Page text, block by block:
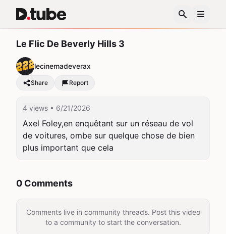
Le Flic De Beverly Hills 3
lecinemadeverax
Share Report
4 views • 6/21/2026
Axel Foley,en enquêtant sur un réseau de vol
de voitures, ombe sur quelque chose de bien
plus important que cela
0 Comments
Comments live in community threads. Post this video
to a community to start the conversation.